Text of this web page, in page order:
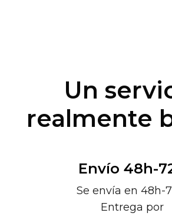
Un
realmente
Envío 48h-
Se envía en 48h-
Entrega por